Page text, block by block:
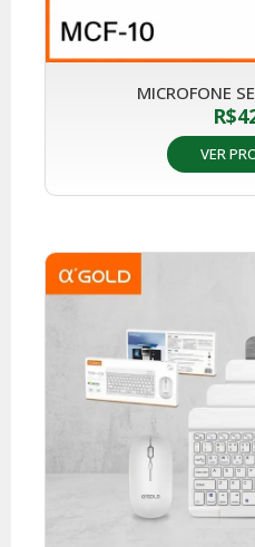
MICROFONE
R$
VER